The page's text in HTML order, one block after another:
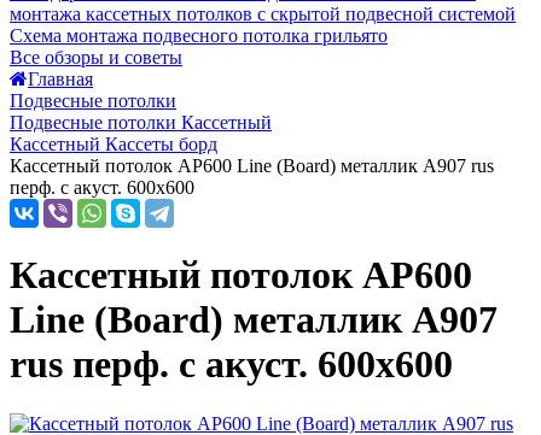
монтажа кассетных потолков с скрытой подвесной системой
Схема монтажа подвесного потолка грильято
Все обзоры и советы
Главная
Подвесные потолки
Подвесные потолки Кассетный
Кассетный Кассеты борд
Кассетный потолок AP600 Line (Board) металлик А907 rus
перф. с акуст. 600x600
Кассетный потолок AP600
Line (Board) металлик А907
rus перф. с акуст. 600x600